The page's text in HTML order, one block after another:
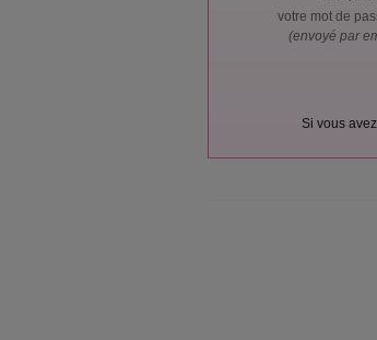
votre mot de
(envoyé par
Si vous